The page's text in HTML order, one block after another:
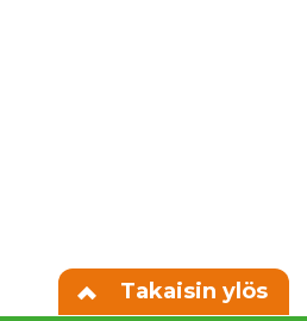
Takaisin ylös